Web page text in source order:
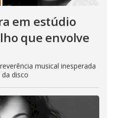
em estúdio
que envolve
musical inesperada
disco